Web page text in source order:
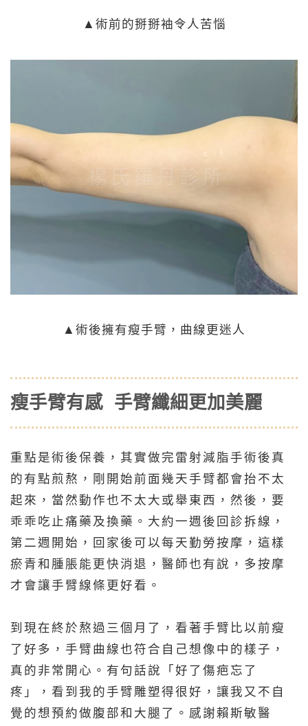
▲術前的掰掰袖令人苦惱
▲術後擁有瘦手臂，曲線更迷人
瘦手臂有感 手臂纖細更加美麗
重點是術後保養，其實做完雷射減脂手術後真
的有點煎熬，剛開始前面幾天手臂都會抬不太
起來，當然動作也不太大或舉東西，然後，要
乖乖吃止痛藥及換藥。大約一週後回診拆線，
第二週開始，回家後可以每天勤勞按摩，這樣
瘀青和腫脹能更快消退，醫師也有說，多按摩
才會讓手臂線條更好看。
到現在終於熬過三個月了，看著手臂比以前瘦
了好多，手臂曲線也符合自己想像中的樣子，
真的非常開心。有句話說「好了傷疤忘了
疼」，看到我的手臂雕塑得很好，讓我又不自
覺的想預約做腹部和大腿了。感謝賴斯敏醫